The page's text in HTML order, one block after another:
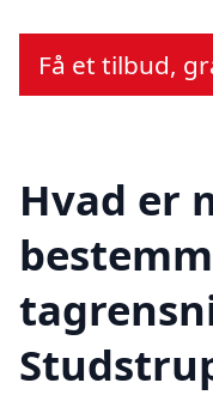
Få et tilbud,
Hvad er